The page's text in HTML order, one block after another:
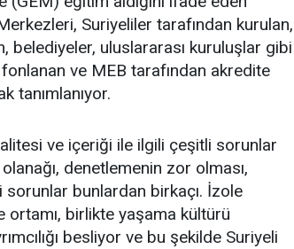
Suriyeliler tarafından kurulan,
belediyeler, uluslararası kuruluşlar gibi
ve MEB tarafından akredite
tanımlanıyor.
ve içeriği ile ilgili çeşitli sorunlar
denetlemenin zor olması,
bunlardan birkaçı. İzole
birlikte yaşama kültürü
besliyor ve bu şekilde Suriyeli